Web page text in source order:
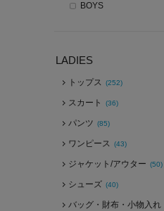
BOYS
LADIES
トップス (252)
スカート (36)
パンツ (85)
ワンピース (43)
ジャケット/アウター (50)
シューズ (40)
バッグ・財布・小物入れ